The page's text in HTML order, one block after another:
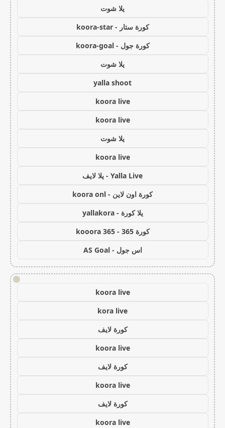
يلا شوت
كورة ستار - koora-star
كورة جول - koora-goal
يلا شوت
yalla shoot
koora live
koora live
يلا شوت
koora live
Yalla Live - يلا لايف
كورة اون لاين - koora onl
يلا كورة - yallakora
كورة 365 - kooora 365
اس جول - AS Goal
!
koora live
kora live
كورة لايف
koora live
كورة لايف
koora live
كورة لايف
koora live